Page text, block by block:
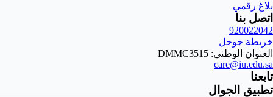
بلاغ رقمي
اتصل بنا
920022042
خريطة جوجل
العنوان الوطني: DMMC3515
care@iu.edu.sa
تابعنا
تطبيق الجوال